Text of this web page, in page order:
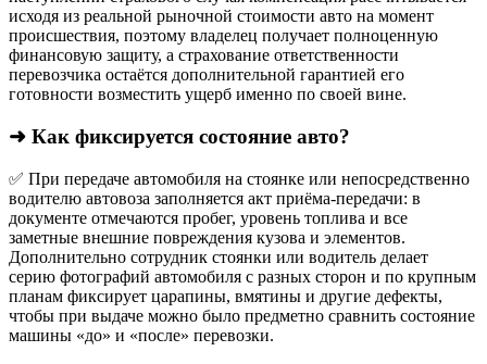
исходя из реальной рыночной стоимости авто на момент
происшествия, поэтому владелец получает полноценную
финансовую защиту, а страхование ответственности
перевозчика остаётся дополнительной гарантией его
готовности возместить ущерб именно по своей вине.
➜ Как фиксируется состояние авто?
✅ При передаче автомобиля на стоянке или непосредственно
водителю автовоза заполняется акт приёма-передачи: в
документе отмечаются пробег, уровень топлива и все
заметные внешние повреждения кузова и элементов.
Дополнительно сотрудник стоянки или водитель делает
серию фотографий автомобиля с разных сторон и по крупным
планам фиксирует царапины, вмятины и другие дефекты,
чтобы при выдаче можно было предметно сравнить состояние
машины «до» и «после» перевозки.